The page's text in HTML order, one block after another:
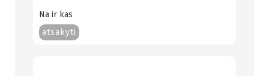
Na ir kas
atsakyti